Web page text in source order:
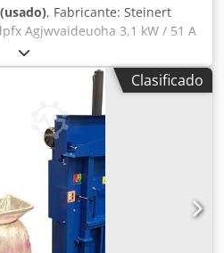
, Fabricante: Steinert
Agjwvaideuoha 3,1 kW / 51 A
806 x 750 mm Cinta de goma:
ejes: aprox. 1.300 mm
rectificador-transformador de
Clasificado